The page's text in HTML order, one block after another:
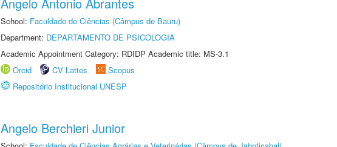
School: Faculdade de Ciências (Câmpus de Bauru)
Department: DEPARTAMENTO DE PSICOLOGIA
Academic Appointment Category: RDIDP Academic title: MS-3.1
Orcid
CV Lattes
Scopus
Repositório Institucional UNESP
Angelo Berchieri Junior